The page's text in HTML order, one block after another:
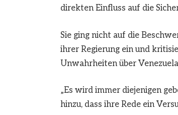
direkten Einfluss auf die
Sie ging nicht auf die
ihrer Regierung ein und
Unwahrheiten über
„Es wird immer diejenigen
hinzu, dass ihre Rede ein